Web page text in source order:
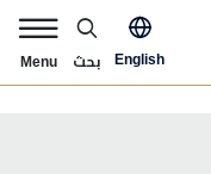
Now Menu
English بحث Menu